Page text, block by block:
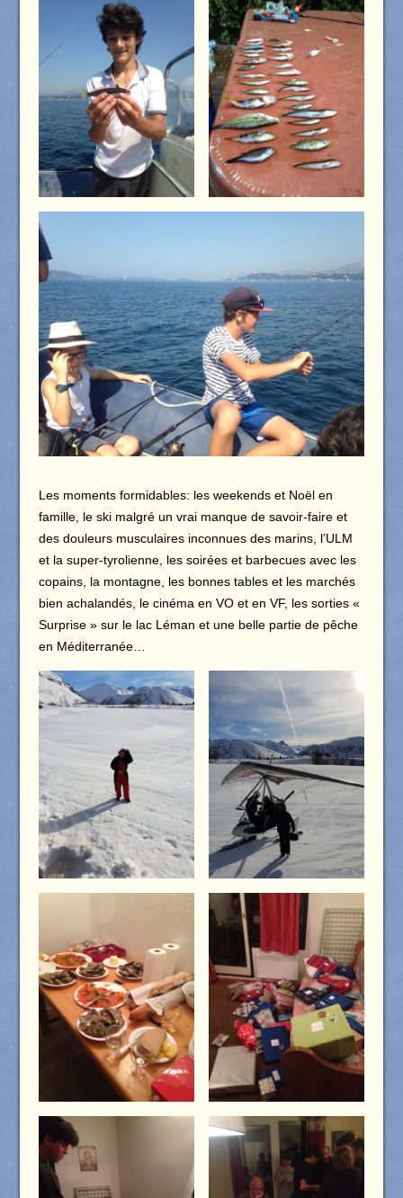
Les moments formidables: les weekends et Noël en
famille, le ski malgré un vrai manque de savoir-faire et
des douleurs musculaires inconnues des marins, l’ULM
et la super-tyrolienne, les soirées et barbecues avec les
copains, la montagne, les bonnes tables et les marchés
bien achalandés, le cinéma en VO et en VF, les sorties «
Surprise » sur le lac Léman et une belle partie de pêche
en Méditerranée…